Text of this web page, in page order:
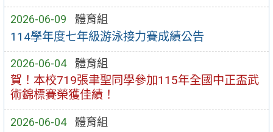
2026-06-09 體育組
114學年度七年級游泳接力賽成績公告
2026-06-04 體育組
賀！本校719張聿聖同學參加115年全國中正盃武
術錦標賽榮獲佳績！
2026-06-04 體育組